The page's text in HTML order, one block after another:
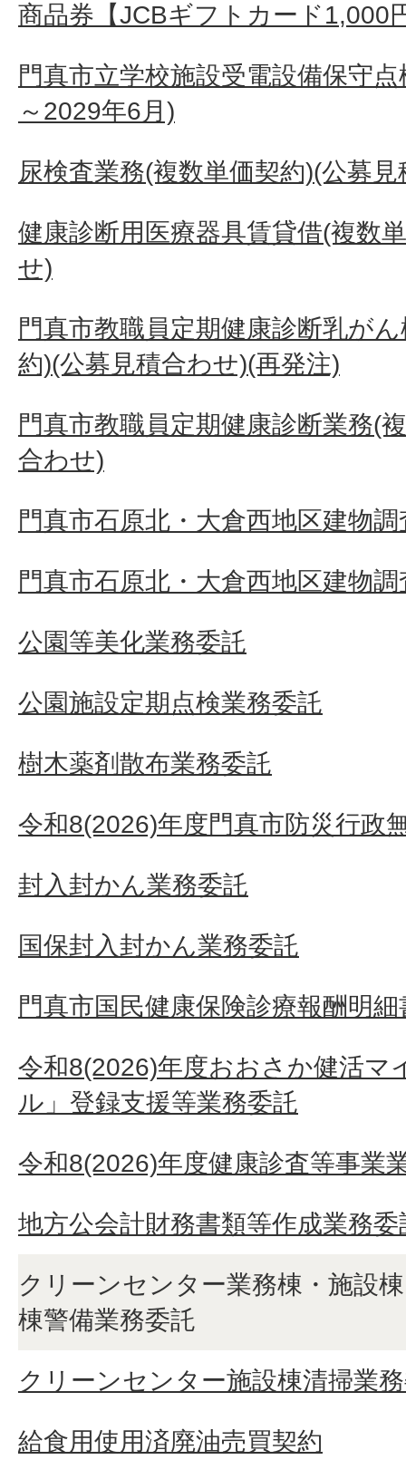
商品券【JCBギフトカード1,000
門真市立学校施設受電設備保守
～2029年6月)
尿検査業務(複数単価契約)(公募
健康診断用医療器具賃貸借(複数
せ)
門真市教職員定期健康診断乳が
約)(公募見積合わせ)(再発注)
門真市教職員定期健康診断業務(
合わせ)
門真市石原北・大倉西地区建物
門真市石原北・大倉西地区建物
公園等美化業務委託
公園施設定期点検業務委託
樹木薬剤散布業務委託
令和8(2026)年度門真市防災行政
封入封かん業務委託
国保封入封かん業務委託
門真市国民健康保険診療報酬明
令和8(2026)年度おおさか健活マ
ル」登録支援等業務委託
令和8(2026)年度健康診査等事業
地方公会計財務書類等作成業務委
クリーンセンター業務棟・施設
棟警備業務委託
クリーンセンター施設棟清掃業
給食用使用済廃油売買契約